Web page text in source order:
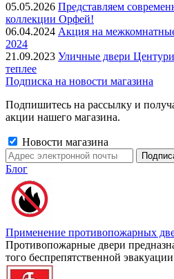
05.05.2026 Представляем
коллекции Орфей!
06.04.2024 Акция на
2024
21.09.2023 Уличные двери
теплее
Подписка на новости магазина
Подпишитесь на рассылку и
акции нашего магазина.
Новости магазина
Блог
Применение противопожарных
Противопожарные двери
того беспрепятственной